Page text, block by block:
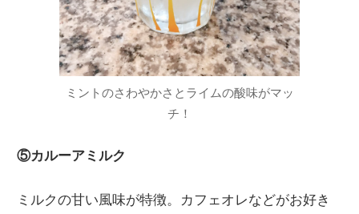
ミントのさわやかさとライムの酸味がマッ
チ！
⑤カルーアミルク
ミルクの甘い風味が特徴。カフェオレなどがお好き